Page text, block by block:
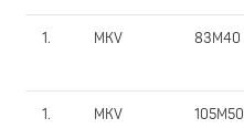
1. MKV 83M40
1. MKV 105M50